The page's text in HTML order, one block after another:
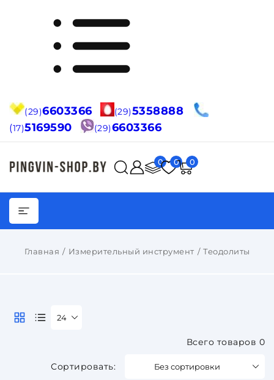
(29)6603366 (29)5358888
(17)5169590 (29)6603366
0 0 0
Главная Измерительный инструмент Теодолиты
Без сортировки
Всего товаров 0
24